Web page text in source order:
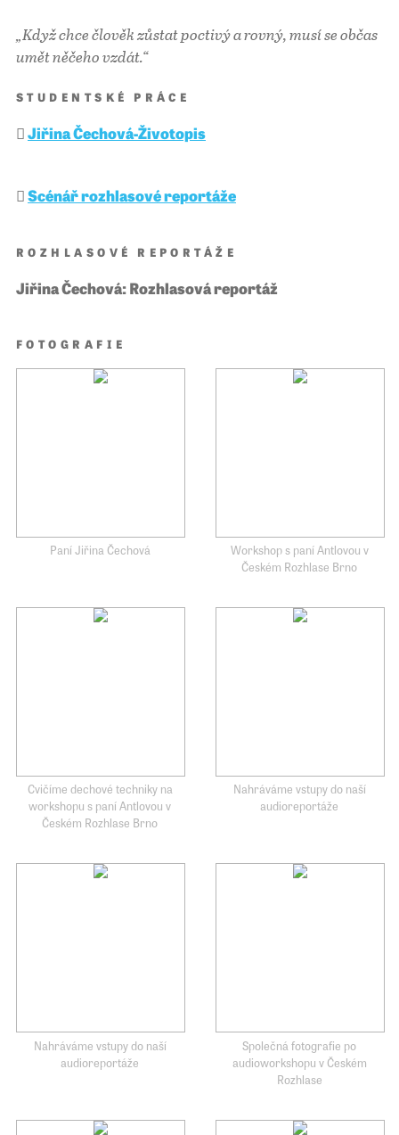
„Když chce člověk zůstat poctivý a rovný, musí se občas
umět něčeho vzdát.“
STUDENTSKÉ PRÁCE
Jiřina Čechová-Životopis
Scénář rozhlasové reportáže
ROZHLASOVÉ REPORTÁŽE
Jiřina Čechová: Rozhlasová reportáž
FOTOGRAFIE
Paní Jiřina Čechová
Workshop s paní Antlovou v
Českém Rozhlase Brno
Cvičíme dechové techniky na
workshopu s paní Antlovou v
Českém Rozhlase Brno
Nahráváme vstupy do naší
audioreportáže
Nahráváme vstupy do naší
audioreportáže
Společná fotografie po
audioworkshopu v Českém
Rozhlase